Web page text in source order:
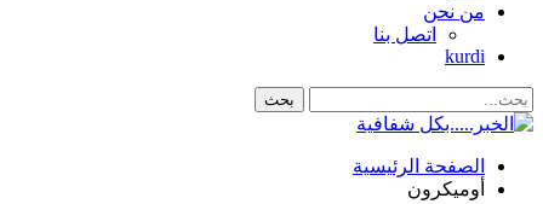
من نحن
اتصل بنا
kurdi
الصفحة الرئيسية
أوميكرون